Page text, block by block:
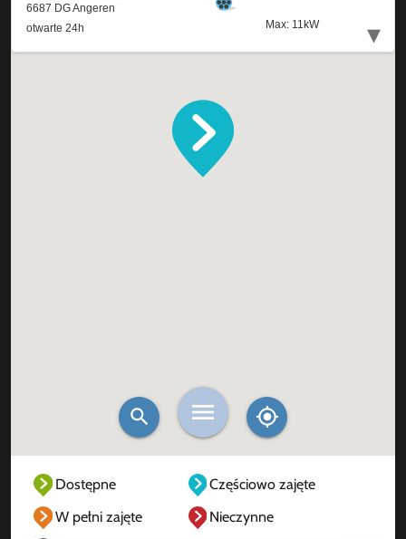
Dostępne
Częściowo zajęte
W pełni zajęte
Nieczynne